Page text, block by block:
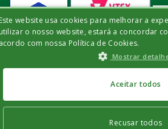
28,40no Pix
R$29,90 em até
deR$4,98sem
ou12xcom juros
Verificada por
website usa cookies para melhorar a
o nosso website, estará a concordar
com nossa Política de Cookies.
Mostrar
Aceitar todos
Recusar todos